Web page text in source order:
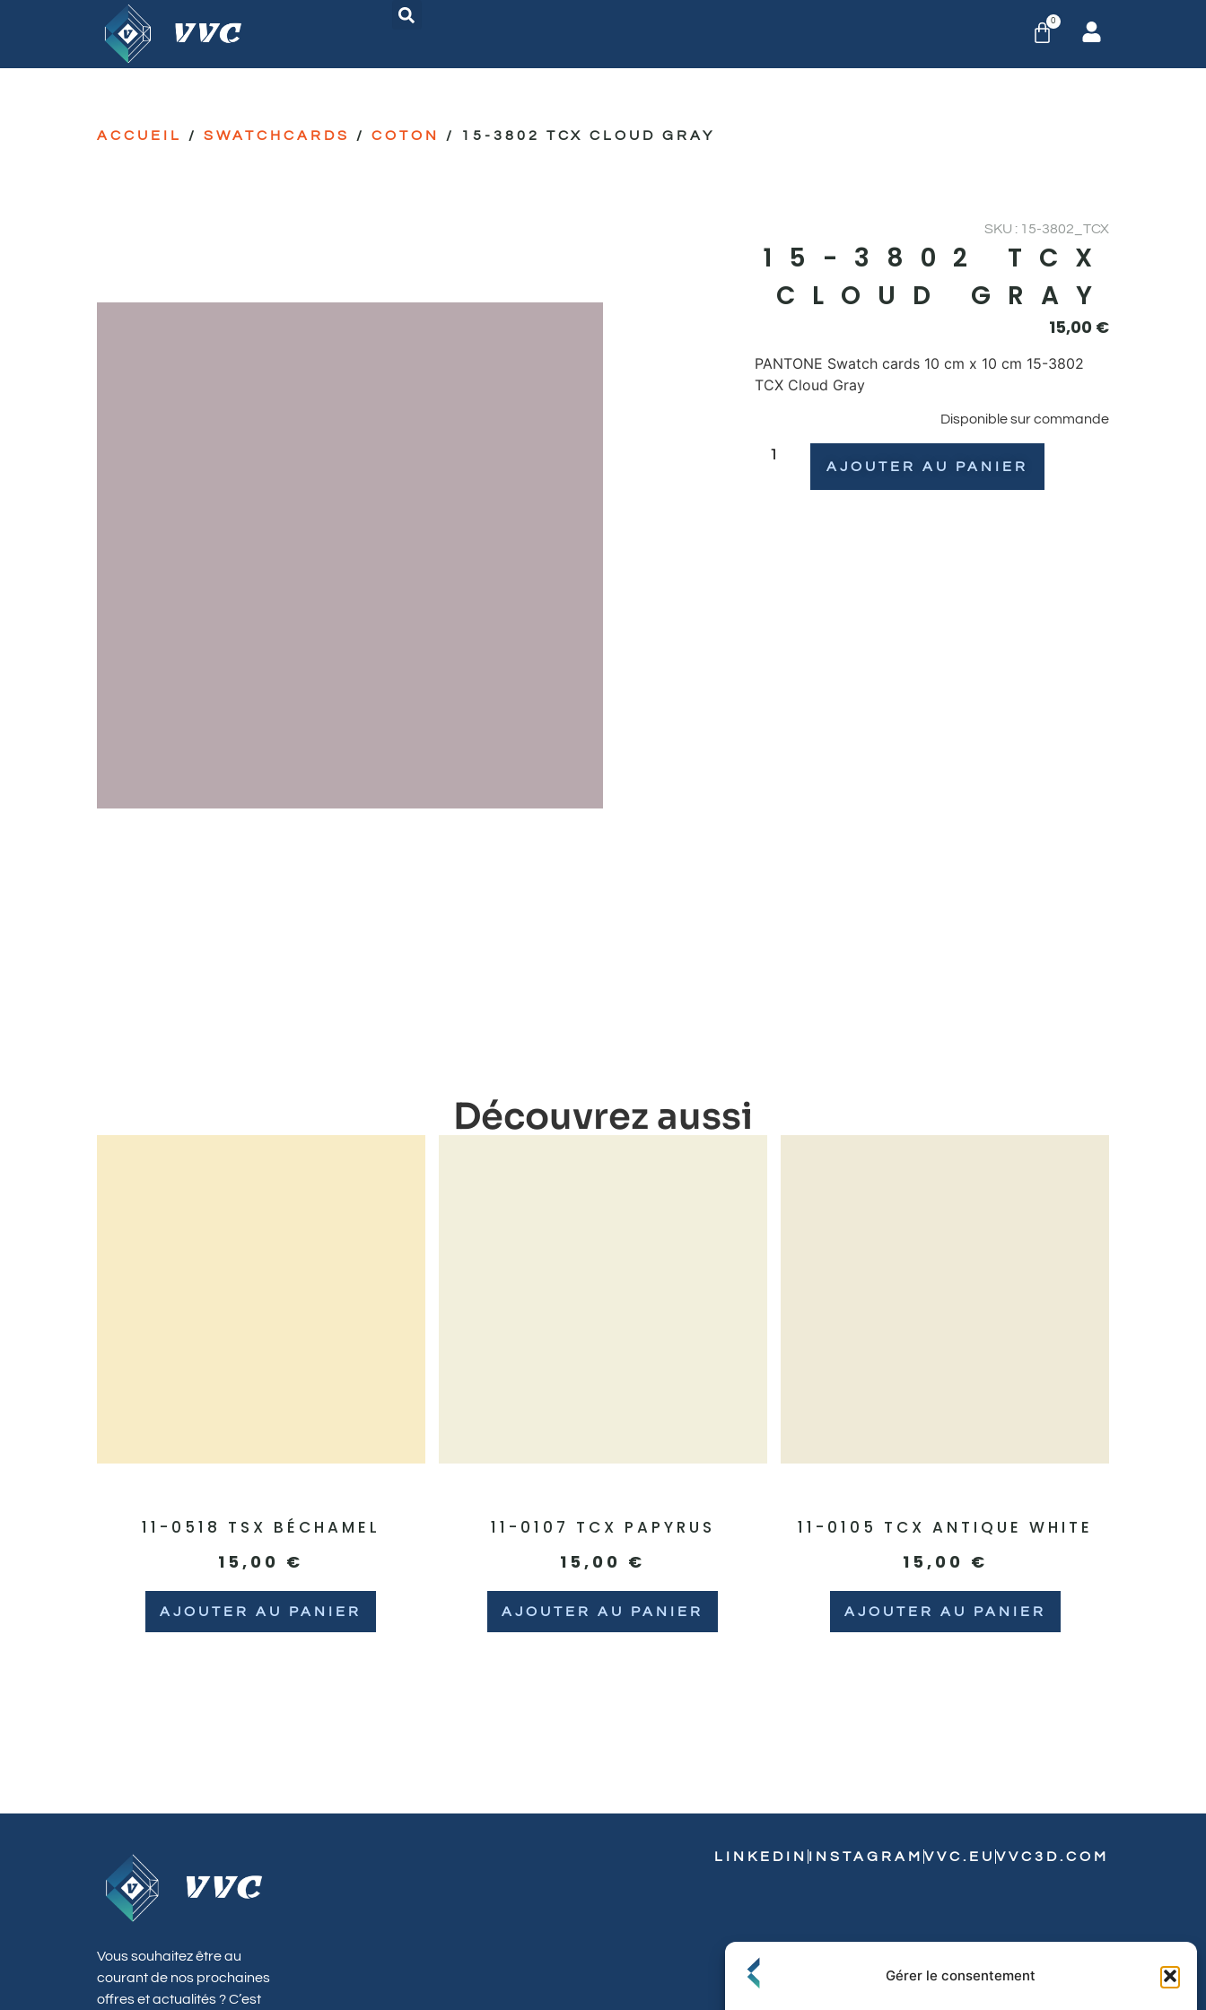
Gérer le consentement
0
ACCUEIL / SWATCHCARDS / COTON / 15-3802 TCX CLOUD GRAY
SKU : 15-3802_TCX
15-3802 TCX
CLOUD GRAY
15,00 €
PANTONE Swatch cards 10 cm x 10 cm 15-3802
TCX Cloud Gray
Disponible sur commande
AJOUTER AU PANIER
Découvrez aussi
11-0518 TSX BÉCHAMEL
15,00 €
AJOUTER AU PANIER
11-0107 TCX PAPYRUS
15,00 €
AJOUTER AU PANIER
11-0105 TCX ANTIQUE WHITE
15,00 €
AJOUTER AU PANIER
Vous souhaitez être au
courant de nos prochaines
offres et actualités ? C’est
LINKEDIN INSTAGRAM VVC.EU VVC3D.COM